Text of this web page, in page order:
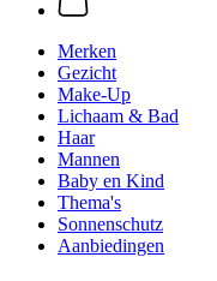
Merken
Gezicht
Make-Up
Lichaam & Bad
Haar
Mannen
Baby en Kind
Thema's
Sonnenschutz
Aanbiedingen